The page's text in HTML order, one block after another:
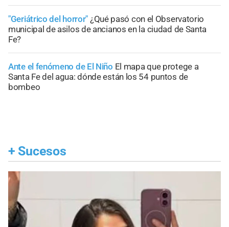
"Geriátrico del horror" ¿Qué pasó con el Observatorio
municipal de asilos de ancianos en la ciudad de Santa
Fe?
Ante el fenómeno de El Niño El mapa que protege a
Santa Fe del agua: dónde están los 54 puntos de
bombeo
+ Sucesos